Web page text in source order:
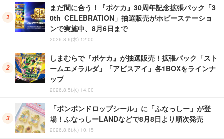
まだ間に合う！『ポケカ』30周年記念拡張パック「3
0th CELEBRATION」抽選販売がホビーステーショ
ンで実施中、8月6日まで
2026.8.6(木) 12:00
しまむらで『ポケカ』が抽選販売！拡張パック「スト
ームエメラルダ」「アビスアイ」各1BOXをラインナ
ップ
2026.8.5(水) 14:00
「ボンボンドロップシール」に「ふなっしー」が登
場！ふなっしーLANDなどで8月8日より順次発売
2026.8.6(木) 10:15